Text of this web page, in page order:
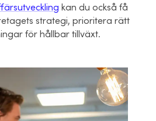
kan du också få
strategi, prioritera rätt
för hållbar tillväxt.